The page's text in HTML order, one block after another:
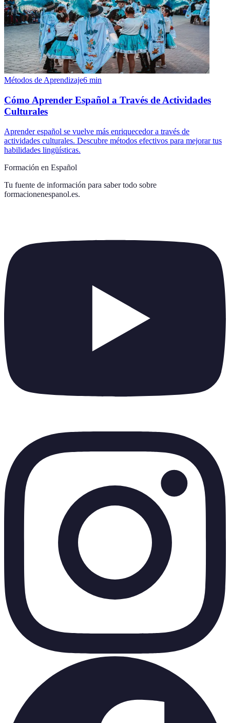
Métodos de Aprendizaje6 min
Cómo Aprender Español a Través de Actividades
Culturales
Aprender español se vuelve más enriquecedor a través de
actividades culturales. Descubre métodos efectivos para mejorar tus
habilidades lingüísticas.
Formación en Español
Tu fuente de información para saber todo sobre
formacionenespanol.es.